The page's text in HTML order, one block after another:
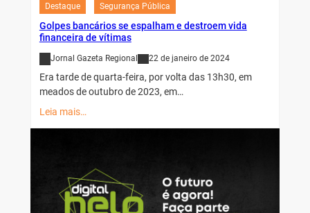
Destaque Segurança Pública
Golpes bancários se espalham e destroem vida
financeira de vítimas
Jornal Gazeta Regional 22 de janeiro de 2024
Era tarde de quarta-feira, por volta das 13h30, em
meados de outubro de 2023, em…
Leia mais…